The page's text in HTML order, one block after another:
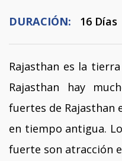
DURACIÓN: 16 Días
Rajasthan es la
Rajasthan hay
fuertes de Rajasthan
en tiempo antigua.
fuerte son atracción